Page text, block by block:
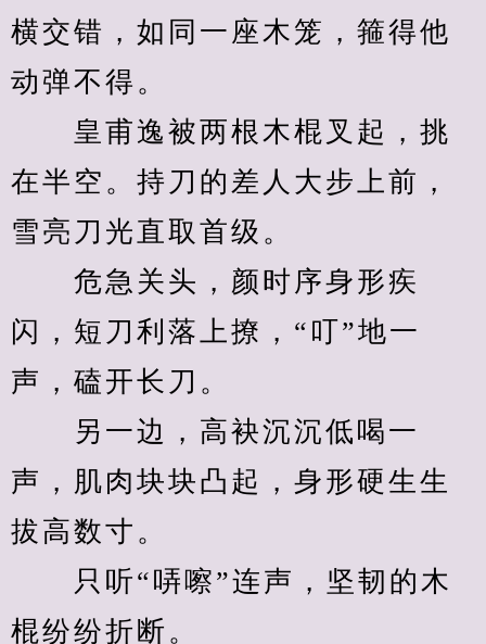
横交错，如同一座木笼，箍得他
动弹不得。
皇甫逸被两根木棍叉起，挑
在半空。持刀的差人大步上前，
雪亮刀光直取首级。
危急关头，颜时序身形疾
闪，短刀利落上撩，“叮”地一
声，磕开长刀。
另一边，高袂沉沉低喝一
声，肌肉块块凸起，身形硬生生
拔高数寸。
只听“哢嚓”连声，坚韧的木
棍纷纷折断。